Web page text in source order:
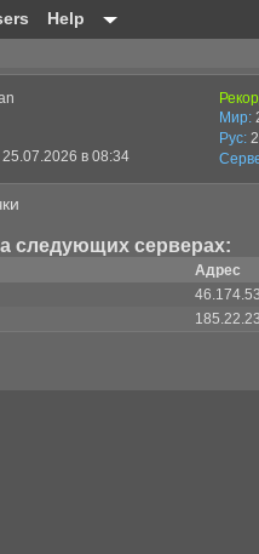
Help
25.07.2026 в 08:34
Мир:
Рус:
следующих серверах:
Адрес